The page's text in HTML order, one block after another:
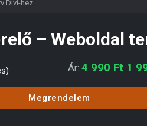
Divi-hez
– Weboldal
Ár:4 990Ft 1
Megrendelem